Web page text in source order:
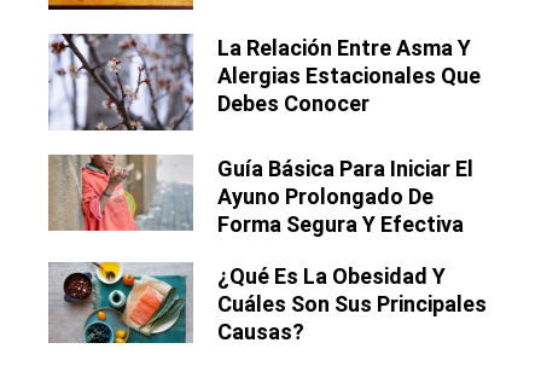
La Relación Entre Asma Y
Alergias Estacionales Que
Debes Conocer
Guía Básica Para Iniciar El
Ayuno Prolongado De
Forma Segura Y Efectiva
¿Qué Es La Obesidad Y
Cuáles Son Sus Principales
Causas?